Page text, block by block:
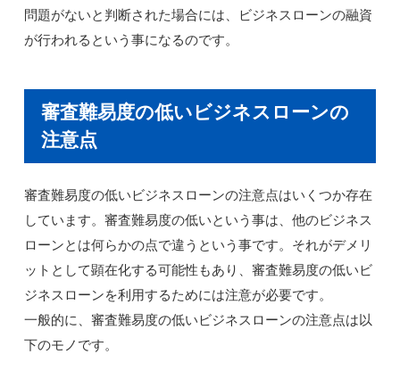
問題がないと判断された場合には、ビジネスローンの融資
が行われるという事になるのです。
審査難易度の低いビジネスローンの
注意点
審査難易度の低いビジネスローンの注意点はいくつか存在
しています。審査難易度の低いという事は、他のビジネス
ローンとは何らかの点で違うという事です。それがデメリ
ットとして顕在化する可能性もあり、審査難易度の低いビ
ジネスローンを利用するためには注意が必要です。
一般的に、審査難易度の低いビジネスローンの注意点は以
下のモノです。